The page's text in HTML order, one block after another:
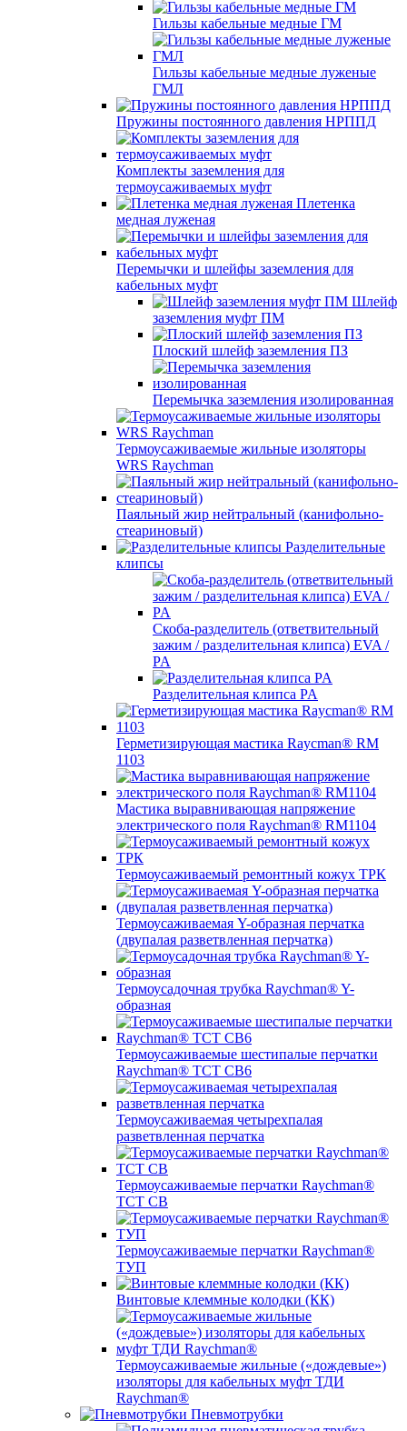
Гильзы кабельные медные ГМ
Гильзы кабельные медные луженые
ГМЛ
Пружины постоянного давления НРППД
Комплекты заземления для
термоусаживаемых муфт
Плетенка
медная луженая
Перемычки и шлейфы заземления для
кабельных муфт
Шлейф
заземления муфт ПМ
Плоский шлейф заземления ПЗ
Перемычка заземления изолированная
Термоусаживаемые жильные изоляторы
WRS Raychman
Паяльный жир нейтральный (канифольно-
стеариновый)
Разделительные
клипсы
Скоба-разделитель (ответвительный
зажим / разделительная клипса) EVA /
PA
Разделительная клипса PA
Герметизирующая мастика Raycman® RM
1103
Мастика выравнивающая напряжение
электрического поля Raychman® RM1104
Термоусаживаемый ремонтный кожух ТРК
Термоусаживаемая Y-образная перчатка
(двупалая разветвленная перчатка)
Термоусадочная трубка Raychman® Y-
образная
Термоусаживаемые шестипалые перчатки
Raychman® ТСТ СВ6
Термоусаживаемая четырехпалая
разветвленная перчатка
Термоусаживаемые перчатки Raychman®
TCT CB
Термоусаживаемые перчатки Raychman®
ТУП
Винтовые клеммные колодки (КК)
Термоусаживаемые жильные («дождевые»)
изоляторы для кабельных муфт ТДИ
Raychman®
Пневмотрубки